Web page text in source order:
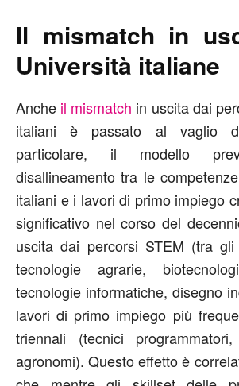
Il mismatch in
Università italiane
Anche il mismatch in uscita dai
italiani è passato al vaglio
particolare, il modello
disallineamento tra le
italiani e i lavori di primo impiego
significativo nel corso del
uscita dai percorsi STEM (tra
tecnologie agrarie,
tecnologie informatiche, disegno
lavori di primo impiego più
triennali (tecnici
agronomi). Questo effetto è